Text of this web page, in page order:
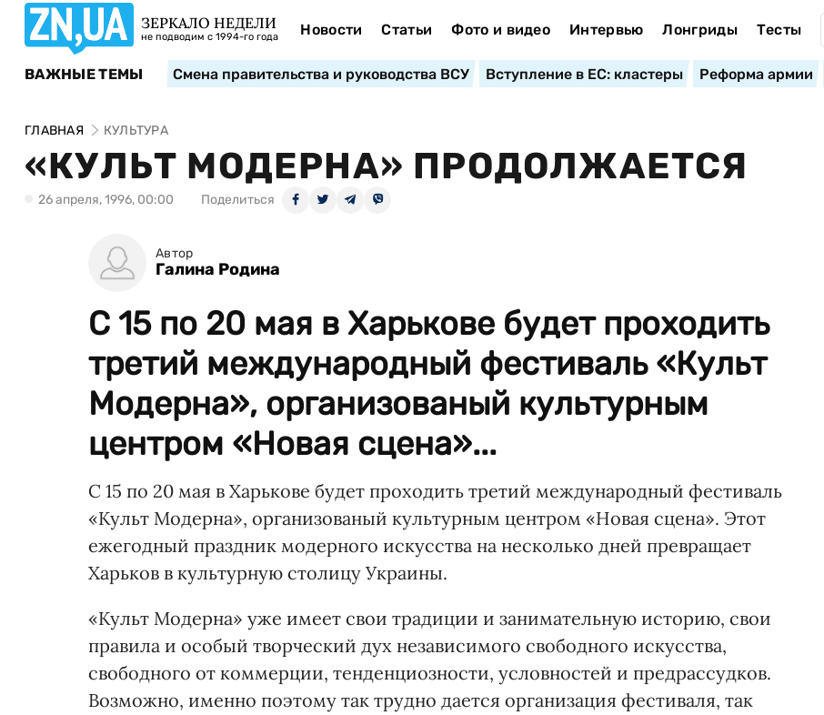
ЗЕРКАЛО НЕДЕЛИ
не подводим с 1994-го года Новости Статьи Фото и видео Интервью Лонгриды Тесты
ВАЖНЫЕ ТЕМЫ Смена правительства и руководства ВСУ Вступление в ЕС: кластеры Реформа армии
ГЛАВНАЯ КУЛЬТУРА
«КУЛЬТ МОДЕРНА» ПРОДОЛЖАЕТСЯ
26 апреля, 1996, 00:00 Поделиться
Автор
Галина Родина
С 15 по 20 мая в Харькове будет проходить
третий международный фестиваль «Культ
Модерна», организованый культурным
центром «Новая сцена»...
С 15 по 20 мая в Харькове будет проходить третий международный фестиваль
«Культ Модерна», организованый культурным центром «Новая сцена». Этот
ежегодный праздник модерного искусства на несколько дней превращает
Харьков в культурную столицу Украины.
«Культ Модерна» уже имеет свои традиции и занимательную историю, свои
правила и особый творческий дух независимого свободного искусства,
свободного от коммерции, тенденциозности, условностей и предрассудков.
Возможно, именно поэтому так трудно дается организация фестиваля, так